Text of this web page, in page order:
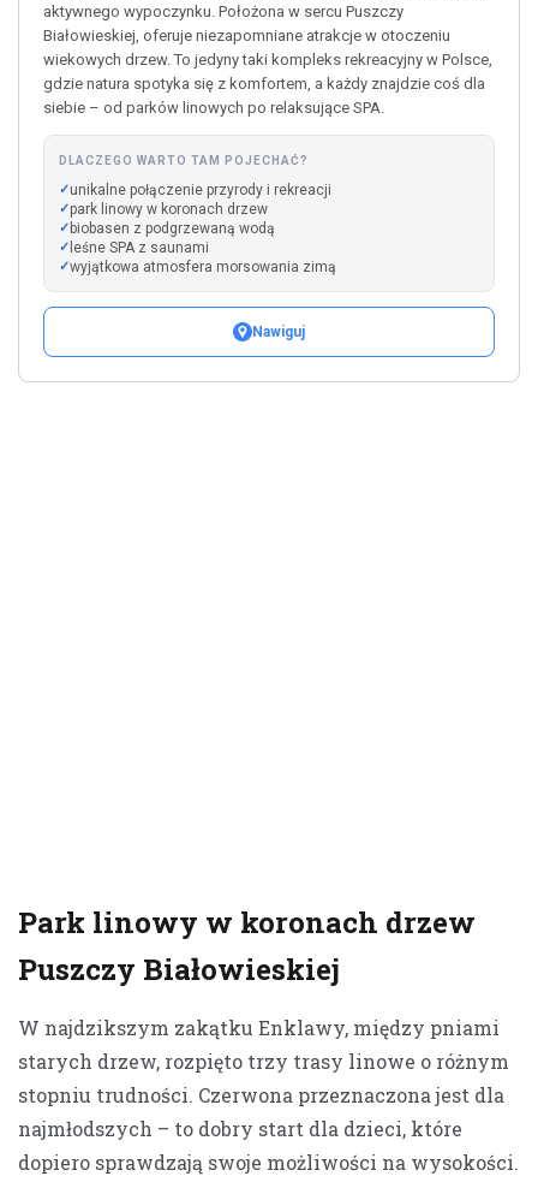
aktywnego wypoczynku. Położona w sercu Puszczy
Białowieskiej, oferuje niezapomniane atrakcje w otoczeniu
wiekowych drzew. To jedyny taki kompleks rekreacyjny w Polsce,
gdzie natura spotyka się z komfortem, a każdy znajdzie coś dla
siebie – od parków linowych po relaksujące SPA.
DLACZEGO WARTO TAM POJECHAĆ?
unikalne połączenie przyrody i rekreacji
park linowy w koronach drzew
biobasen z podgrzewaną wodą
leśne SPA z saunami
wyjątkowa atmosfera morsowania zimą
Nawiguj
Park linowy w koronach drzew
Puszczy Białowieskiej
W najdzikszym zakątku Enklawy, między pniami
starych drzew, rozpięto trzy trasy linowe o różnym
stopniu trudności. Czerwona przeznaczona jest dla
najmłodszych – to dobry start dla dzieci, które
dopiero sprawdzają swoje możliwości na wysokości.